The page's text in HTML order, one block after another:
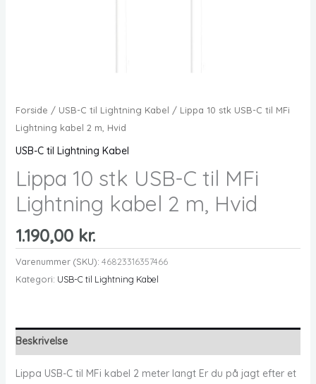
Forside / USB-C til Lightning Kabel / Lippa 10 stk USB-C til MFi
Lightning kabel 2 m, Hvid
USB-C til Lightning Kabel
Lippa 10 stk USB-C til MFi
Lightning kabel 2 m, Hvid
1.190,00 kr.
Varenummer (SKU): 46823316357466
Kategori: USB-C til Lightning Kabel
Beskrivelse
Lippa USB-C til MFi kabel 2 meter langt Er du på jagt efter et